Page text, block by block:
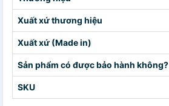
Xuất xứ thương hiệu
Xuất xứ (Made in)
Sản phẩm có được bảo hành không?
SKU